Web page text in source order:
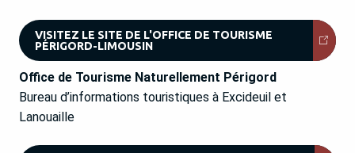
VISITEZ LE SITE DE L'OFFICE DE TOURISME
PÉRIGORD-LIMOUSIN
Office de Tourisme Naturellement Périgord
Bureau d’informations touristiques à Excideuil et
Lanouaille